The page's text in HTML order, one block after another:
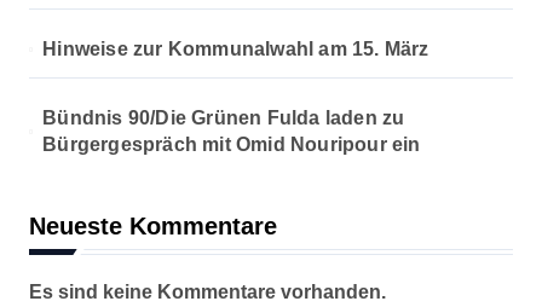
Hinweise zur Kommunalwahl am 15. März
Bündnis 90/Die Grünen Fulda laden zu
Bürgergespräch mit Omid Nouripour ein
Neueste Kommentare
Es sind keine Kommentare vorhanden.